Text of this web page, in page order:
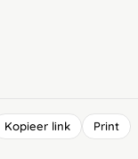
Kopieer link Print